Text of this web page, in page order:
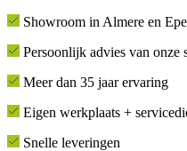
Showroom in Almere en Epe
Persoonlijk advies van onze
Meer dan 35 jaar ervaring
Eigen werkplaats +
Snelle leveringen